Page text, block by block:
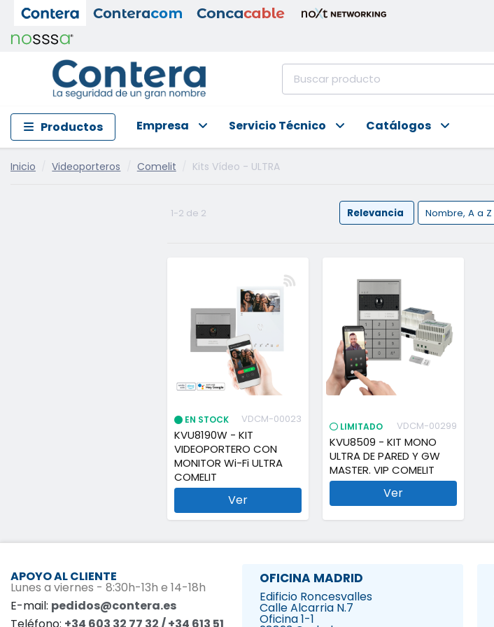
Productos Empresa Servicio Técnico Catálogos
Inicio Videoporteros Comelit Kits Vídeo - ULTRA
1-2 de 2 Relevancia Nombre, A a Z
EN STOCK VDCM-00023
KVU8190W - KIT
VIDEOPORTERO CON
MONITOR Wi-Fi ULTRA
COMELIT
Ver
LIMITADO VDCM-00299
KVU8509 - KIT MONO
ULTRA DE PARED Y GW
MASTER. VIP COMELIT
Ver
APOYO AL CLIENTE
Lunes a viernes - 8:30h-13h e 14-18h
E-mail: pedidos@contera.es
OFICINA MADRID
Edificio Roncesvalles
Calle Alcarria N.7
Oficina 1-1